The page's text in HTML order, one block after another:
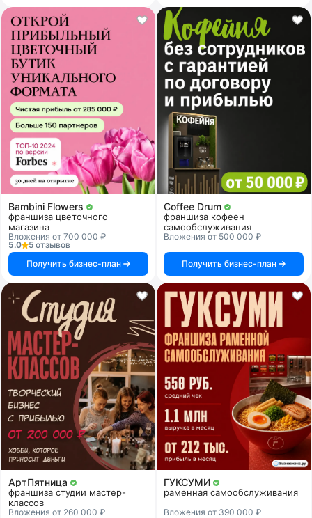
Bambini Flowers
франшиза цветочного
магазина
Вложения от 700 000 ₽
5.0
5 отзывов
Получить бизнес-план
Coffee Drum
франшиза кофеен
самообслуживания
Вложения от 500 000 ₽
Получить бизнес-план
АртПятница
франшиза студии мастер-
классов
Вложения от 260 000 ₽
ГУКСУМИ
раменная самообслуживания
Вложения от 390 000 ₽